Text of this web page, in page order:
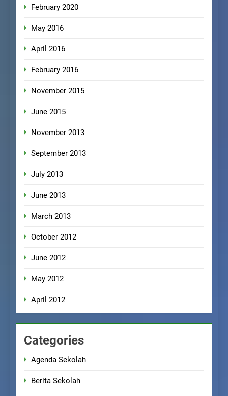
February 2020
May 2016
April 2016
February 2016
November 2015
June 2015
November 2013
September 2013
July 2013
June 2013
March 2013
October 2012
June 2012
May 2012
April 2012
Categories
Agenda Sekolah
Berita Sekolah